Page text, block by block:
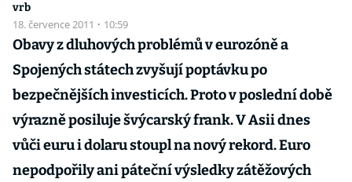
vrb
18. července 2011 · 10:59
Obavy z dluhových problémů v eurozóně a
Spojených státech zvyšují poptávku po
bezpečnějších investicích. Proto v poslední době
výrazně posiluje švýcarský frank. V Asii dnes
vůči euru i dolaru stoupl na nový rekord. Euro
nepodpořily ani páteční výsledky zátěžových